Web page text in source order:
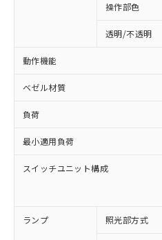
操作部色
透明/不透明
動作機能
ベゼル材質
負荷
最小適用負荷
スイッチユニット構成
ランプ 照光部方式